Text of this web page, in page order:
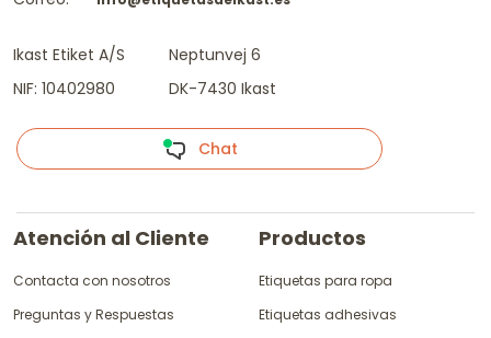
Ikast Etiket A/S
NIF: 10402980
Neptunvej 6
DK-7430 Ikast
Chat
Atención al Cliente
Contacta con nosotros
Preguntas y Respuestas
Productos
Etiquetas para ropa
Etiquetas adhesivas